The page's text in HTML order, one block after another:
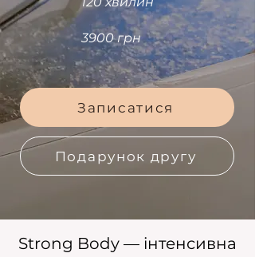
3900 грн
Записатися
Подарунок другу
Strong Body — інтенсивна